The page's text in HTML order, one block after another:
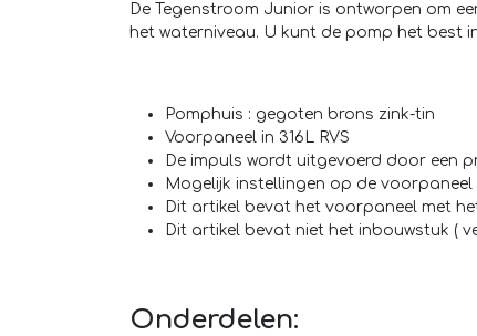
De Tegenstroom Junior is ontworpen om
het waterniveau. U kunt de pomp het best
Pomphuis : gegoten brons zink-tin
Voorpaneel in 316L RVS
De impuls wordt uitgevoerd door een
Mogelijk instellingen op de
Dit artikel bevat het voorpaneel met
Dit artikel bevat niet het inbouwstuk (
Onderdelen: